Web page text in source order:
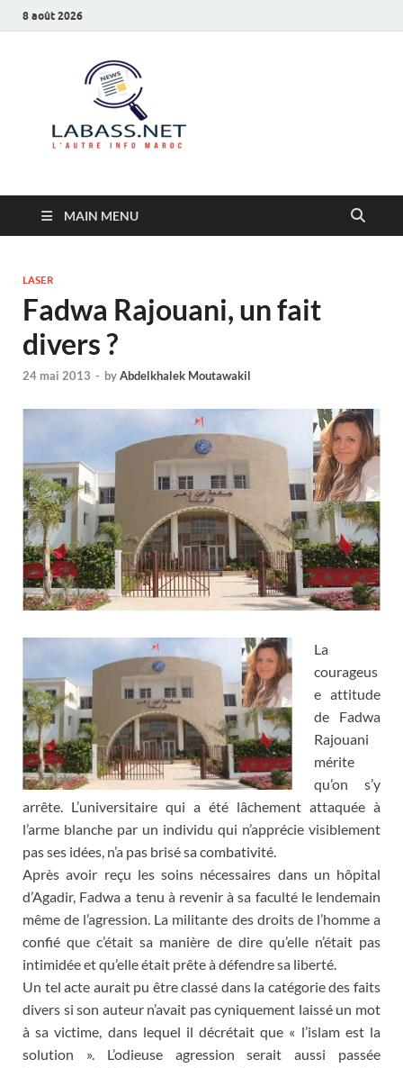
8 août 2026
MAIN MENU
LASER
Fadwa Rajouani, un fait
divers ?
24 mai 2013 - byAbdelkhalek Moutawakil
La
courageus
e attitude
de Fadwa
Rajouani
mérite
qu’on s’y
arrête. L’universitaire qui a été lâchement attaquée à
l’arme blanche par un individu qui n’apprécie visiblement
pas ses idées, n’a pas brisé sa combativité.
Après avoir reçu les soins nécessaires dans un hôpital
d’Agadir, Fadwa a tenu à revenir à sa faculté le lendemain
même de l’agression. La militante des droits de l’homme a
confié que c’était sa manière de dire qu’elle n’était pas
intimidée et qu’elle était prête à défendre sa liberté.
Un tel acte aurait pu être classé dans la catégorie des faits
divers si son auteur n’avait pas cyniquement laissé un mot
à sa victime, dans lequel il décrétait que « l’islam est la
solution ». L’odieuse agression serait aussi passée